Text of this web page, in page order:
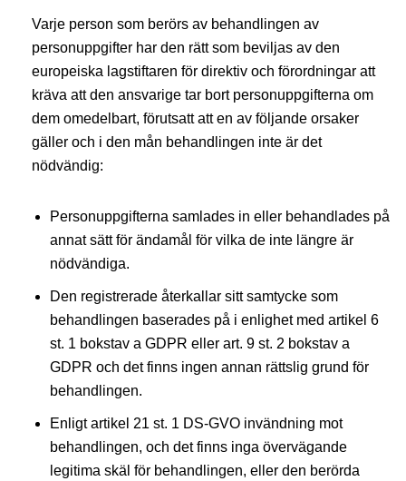
Varje person som berörs av behandlingen av
personuppgifter har den rätt som beviljas av den
europeiska lagstiftaren för direktiv och förordningar att
kräva att den ansvarige tar bort personuppgifterna om
dem omedelbart, förutsatt att en av följande orsaker
gäller och i den mån behandlingen inte är det
nödvändig:
Personuppgifterna samlades in eller behandlades på
annat sätt för ändamål för vilka de inte längre är
nödvändiga.
Den registrerade återkallar sitt samtycke som
behandlingen baserades på i enlighet med artikel 6
st. 1 bokstav a GDPR eller art. 9 st. 2 bokstav a
GDPR och det finns ingen annan rättslig grund för
behandlingen.
Enligt artikel 21 st. 1 DS-GVO invändning mot
behandlingen, och det finns inga övervägande
legitima skäl för behandlingen, eller den berörda